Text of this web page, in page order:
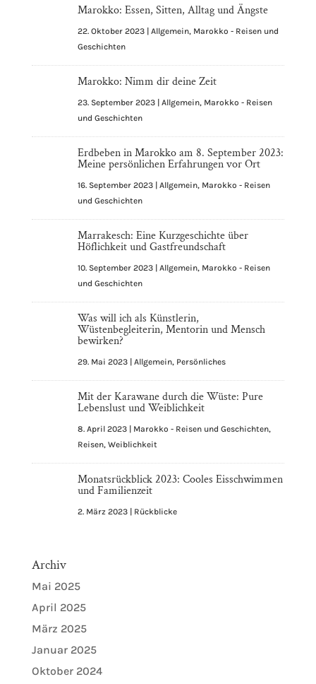
Marokko: Essen, Sitten, Alltag und Ängste
22. Oktober 2023| Allgemein, Marokko - Reisen und
Geschichten
Marokko: Nimm dir deine Zeit
23. September 2023| Allgemein, Marokko - Reisen
und Geschichten
Erdbeben in Marokko am 8. September 2023:
Meine persönlichen Erfahrungen vor Ort
16. September 2023| Allgemein, Marokko - Reisen
und Geschichten
Marrakesch: Eine Kurzgeschichte über
Höflichkeit und Gastfreundschaft
10. September 2023| Allgemein, Marokko - Reisen
und Geschichten
Was will ich als Künstlerin,
Wüstenbegleiterin, Mentorin und Mensch
bewirken?
29. Mai 2023| Allgemein, Persönliches
Mit der Karawane durch die Wüste: Pure
Lebenslust und Weiblichkeit
8. April 2023| Marokko - Reisen und Geschichten,
Reisen, Weiblichkeit
Monatsrückblick 2023: Cooles Eisschwimmen
und Familienzeit
2. März 2023| Rückblicke
Archiv
Mai 2025
April 2025
März 2025
Januar 2025
Oktober 2024